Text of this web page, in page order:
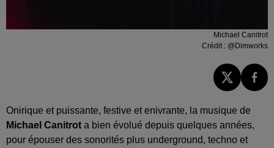
Michael Canitrot
Crédit : @Dimworks
Onirique et puissante, festive et enivrante, la musique de
Michael Canitrot a bien évolué depuis quelques années,
pour épouser des sonorités plus underground, techno et